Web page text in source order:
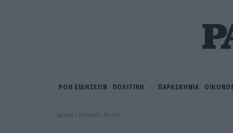
ΡΟΗ ΕΙΔΗΣΕΩΝ ΠΟΛΙΤΙΚΗ ΠΑΡΑΣΚΗΝΙΑ
Αρχική » Fernando Alonso